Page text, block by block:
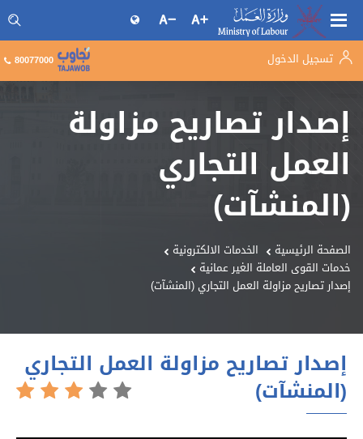
البحث فى موقع وزارة العمل تسجيل الدخول 80077000
إصدار تصاريح مزاولة
العمل التجاري
(المنشآت)
الصفحة الرئيسية
الخدمات الالكترونية
خدمات القوى العاملة الغير عمانية
إصدار تصاريح مزاولة العمل التجاري (المنشآت)
إصدار تصاريح مزاولة العمل التجاري
(المنشآت)